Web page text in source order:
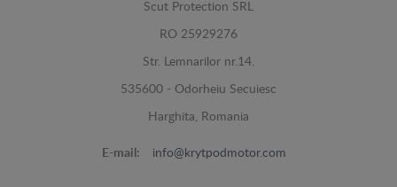
Scut Protection SRL
RO 25929276
Str. Lemnarilor nr.14.
535600 - Odorheiu Secuiesc
Harghita, Romania
E-mail: info@krytpodmotor.com